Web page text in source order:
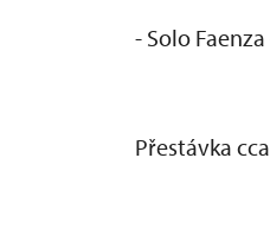
- Solo
Přestávka